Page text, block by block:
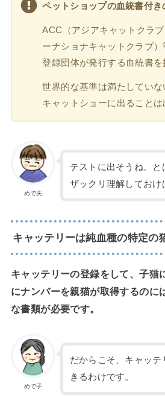
ペットショップの血統書付き
ACC（アジアキャットクラ
ーナショナキャットクラブ
登録団体が発行する血統書を
世界的な基準は満たしてい
キャットショーに出ることは
めで夫
テストに出そうね。
ザックリ理解しておけ
キャッテリーは純血種の特定の
キャッテリーの登録をして、子猫
にナンバーを親猫が取得するのに
な書類が必要です。
めで子
だからこそ、キャッ
きるわけです。